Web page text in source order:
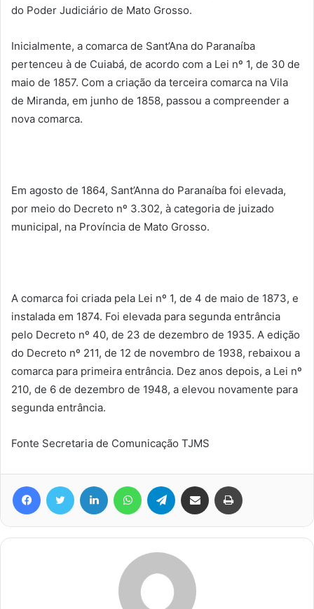
do Poder Judiciário de Mato Grosso.
Inicialmente, a comarca de Sant’Ana do Paranaíba
pertenceu à de Cuiabá, de acordo com a Lei nº 1, de 30 de
maio de 1857. Com a criação da terceira comarca na Vila
de Miranda, em junho de 1858, passou a compreender a
nova comarca.
Em agosto de 1864, Sant’Anna do Paranaíba foi elevada,
por meio do Decreto nº 3.302, à categoria de juizado
municipal, na Província de Mato Grosso.
A comarca foi criada pela Lei nº 1, de 4 de maio de 1873, e
instalada em 1874. Foi elevada para segunda entrância
pelo Decreto nº 40, de 23 de dezembro de 1935. A edição
do Decreto nº 211, de 12 de novembro de 1938, rebaixou a
comarca para primeira entrância. Dez anos depois, a Lei nº
210, de 6 de dezembro de 1948, a elevou novamente para
segunda entrância.
Fonte Secretaria de Comunicação TJMS
FacebookTwitter Linkedin WhatsAppTelegram Compartilhar via e-mail